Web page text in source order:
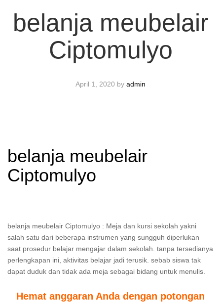
belanja meubelair
Ciptomulyo
April 1, 2020 by admin
belanja meubelair
Ciptomulyo
belanja meubelair Ciptomulyo : Meja dan kursi sekolah yakni
salah satu dari beberapa instrumen yang sungguh diperlukan
saat prosedur belajar mengajar dalam sekolah. tanpa tersedianya
perlengkapan ini, aktivitas belajar jadi terusik. sebab siswa tak
dapat duduk dan tidak ada meja sebagai bidang untuk menulis.
Hemat anggaran Anda dengan potongan